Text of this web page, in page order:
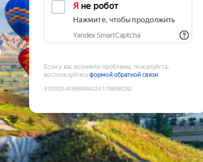
Я не робот
Нажмите, чтобы продолжить
Yandex SmartCaptcha
Если у вас возникли проблемы, пожалуйста,
воспользуйтесьформой обратной связи
9182025403999586224:1786090282